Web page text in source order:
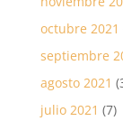
octubre 2021
septiembre
agosto 2021
julio 2021 (7)